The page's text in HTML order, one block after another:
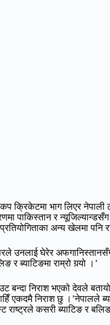
क्रिकेटमा भाग लिएर
पाकिस्तान र
अन्य खेलमा
उनलाई घेरेर
र ब्याटिङमा राम्रो गर्‍यो ।’
निराश भएको देवले
एकदमै निराश छु ।’नेपालले
राष्ट्रले कसरी ब्याटिङ र